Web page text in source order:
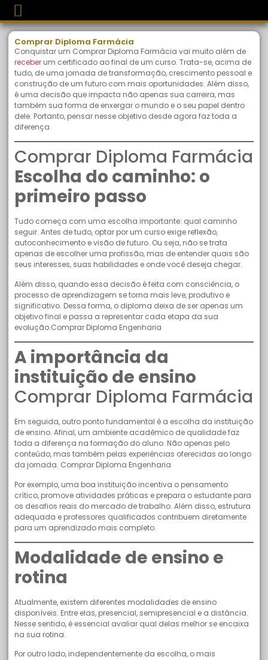
Comprar Diploma Farmácia
Conquistar um Comprar Diploma Farmácia vai muito além de
receber um certificado ao final de um curso. Trata-se, acima de
tudo, de uma jornada de transformação, crescimento pessoal e
construção de um futuro com mais oportunidades. Além disso,
é uma decisão que impacta não apenas sua carreira, mas
também sua forma de enxergar o mundo e o seu papel dentro
dele. Portanto, pensar nesse objetivo desde agora faz toda a
diferença.
Comprar Diploma Farmácia
Escolha do caminho: o
primeiro passo
Tudo começa com uma escolha importante: qual caminho
seguir. Antes de tudo, optar por um curso exige reflexão,
autoconhecimento e visão de futuro. Ou seja, não se trata
apenas de escolher uma profissão, mas de entender quais são
seus interesses, suas habilidades e onde você deseja chegar.
Além disso, quando essa decisão é feita com consciência, o
processo de aprendizagem se torna mais leve, produtivo e
significativo. Dessa forma, o diploma deixa de ser apenas um
objetivo final e passa a representar cada etapa da sua
evolução.Comprar Diploma Engenharia
A importância da
instituição de ensino
Comprar Diploma Farmácia
Em seguida, outro ponto fundamental é a escolha da instituição
de ensino. Afinal, um ambiente acadêmico de qualidade faz
toda a diferença na formação do aluno. Não apenas pelo
conteúdo, mas também pelas experiências oferecidas ao longo
da jornada. Comprar Diploma Engenharia
Por exemplo, uma boa instituição incentiva o pensamento
crítico, promove atividades práticas e prepara o estudante para
os desafios reais do mercado de trabalho. Além disso, estrutura
adequada e professores qualificados contribuem diretamente
para um aprendizado mais completo.
Modalidade de ensino e
rotina
Atualmente, existem diferentes modalidades de ensino
disponíveis. Entre elas, presencial, semipresencial e a distância.
Nesse sentido, é essencial avaliar qual delas melhor se encaixa
na sua rotina.
Por outro lado, independentemente da escolha, o mais